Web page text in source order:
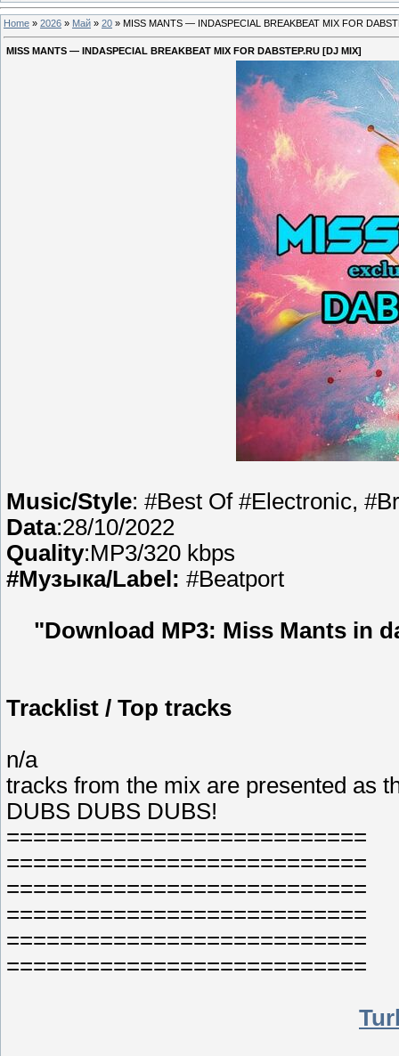
Home » 2026 » Май » 20 » MISS MANTS — INDASPECIAL BREAKBEAT MIX FOR
MISS MANTS — INDASPECIAL BREAKBEAT MIX FOR DABSTEP.RU [DJ MIX]
Music/Style: #Best Of #Electronic,
Data:28/10/2022
Quality:MP3/320 kbps
#Музыка/Label: #Beatport
"Download MP3: Miss Mants in
Tracklist / Top tracks
n/a
tracks from the mix are presented as
DUBS DUBS DUBS!
===========================
===========================
===========================
===========================
===========================
===========================